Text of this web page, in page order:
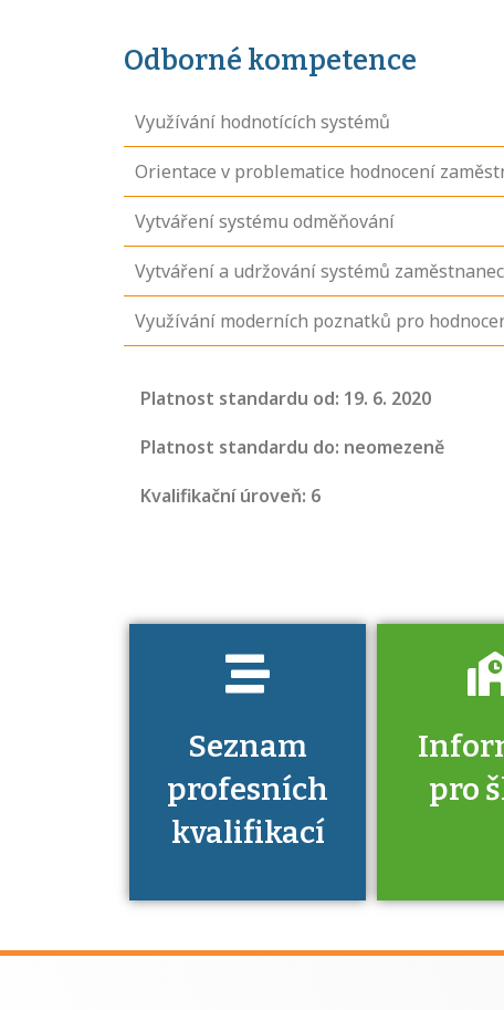
Odborné kompetence
Využívání hodnotících systémů
Orientace v problematice hodnocení
Vytváření systému odměňování
Vytváření a udržování systémů
Využívání moderních poznatků pro
Platnost standardu od: 19. 6. 2020
Platnost standardu do: neomezeně
Kvalifikační úroveň: 6
Seznam
profesních
kvalifikací
Projděte si
profesních
jaké dovednosti
pro
Víte, že